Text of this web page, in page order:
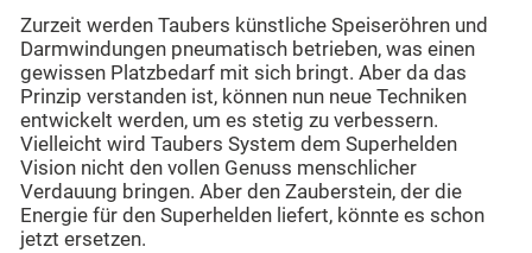
Zurzeit werden Taubers künstliche Speiseröhren und
Darmwindungen pneumatisch betrieben, was einen
gewissen Platzbedarf mit sich bringt. Aber da das
Prinzip verstanden ist, können nun neue Techniken
entwickelt werden, um es stetig zu verbessern.
Vielleicht wird Taubers System dem Superhelden
Vision nicht den vollen Genuss menschlicher
Verdauung bringen. Aber den Zauberstein, der die
Energie für den Superhelden liefert, könnte es schon
jetzt ersetzen.